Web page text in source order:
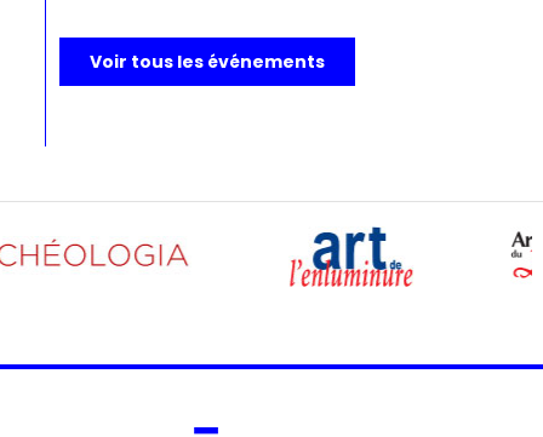
Voir tous les événements